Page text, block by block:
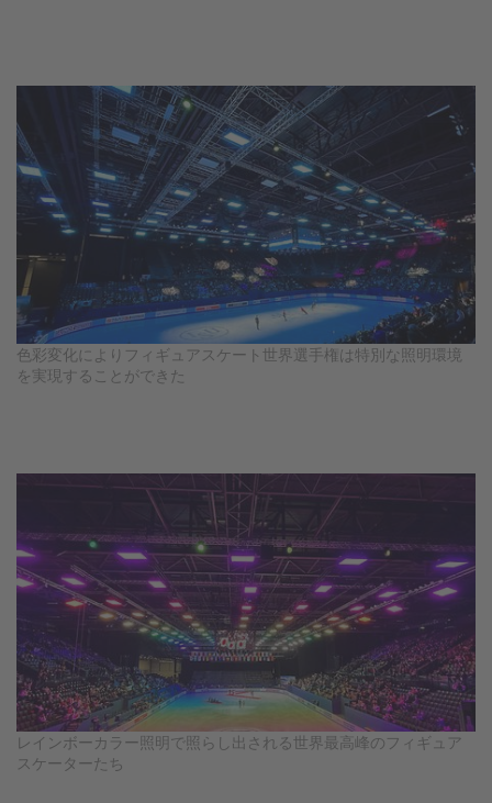
色彩変化によりフィギュアスケート世界選手権は特別な照明環境
を実現することができた
レインボーカラー照明で照らし出される世界最高峰のフィギュア
スケーターたち
ARTEMIS 2
ARTEMIS 2 Live
TRINITY Live
360 EVO
Legacy
TRINITY
artemis
Stabilized Remote Heads
MAXIMA
PCA: Mechanical Accessories
Overview